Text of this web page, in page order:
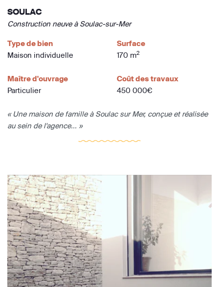
SOULAC
Construction neuve à Soulac-sur-Mer
Type de bien
Maison individuelle
Surface
170 m2
Maître d'ouvrage
Particulier
Coût des travaux
450 000€
« Une maison de famille à Soulac sur Mer, conçue et réalisée
au sein de l'agence... »